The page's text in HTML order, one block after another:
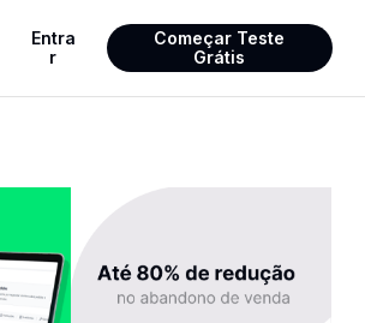
Começar Teste
Grátis
Entra
r